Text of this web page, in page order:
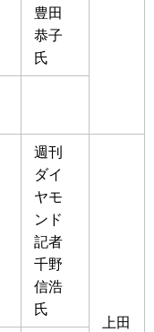
豊田
恭子
氏
週刊
ダイ
ヤモ
ンド
記者
千野
信浩
氏
上田